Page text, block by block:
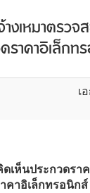
างเหมาตรว
ราคาอิเล็ก
เ
เห็นประกวดรา
คาอิเล็กทรอนิก